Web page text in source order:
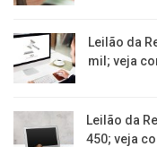
Leilão da
mil; veja
Leilão da
450; veja